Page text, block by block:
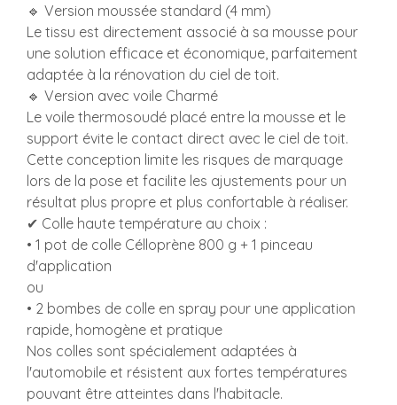
🔹 Version moussée standard (4 mm)
Le tissu est directement associé à sa mousse pour
une solution efficace et économique, parfaitement
adaptée à la rénovation du ciel de toit.
🔹 Version avec voile Charmé
Le voile thermosoudé placé entre la mousse et le
support évite le contact direct avec le ciel de toit.
Cette conception limite les risques de marquage
lors de la pose et facilite les ajustements pour un
résultat plus propre et plus confortable à réaliser.
✔ Colle haute température au choix :
• 1 pot de colle Célloprène 800 g + 1 pinceau
d'application
ou
• 2 bombes de colle en spray pour une application
rapide, homogène et pratique
Nos colles sont spécialement adaptées à
l'automobile et résistent aux fortes températures
pouvant être atteintes dans l'habitacle.